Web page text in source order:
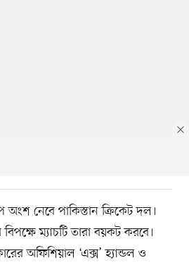
অংশ নেবে পাকিস্তান ক্রিকেট দল।
বিপক্ষে ম্যাচটি তারা বয়কট করবে।
অফিশিয়াল ‘এক্স’ হ্যান্ডল ও